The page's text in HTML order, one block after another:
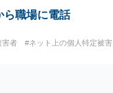
ら職場に電話
害者 #ネット上の個人特定被害